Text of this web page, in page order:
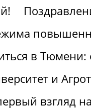
в
и
взгляд